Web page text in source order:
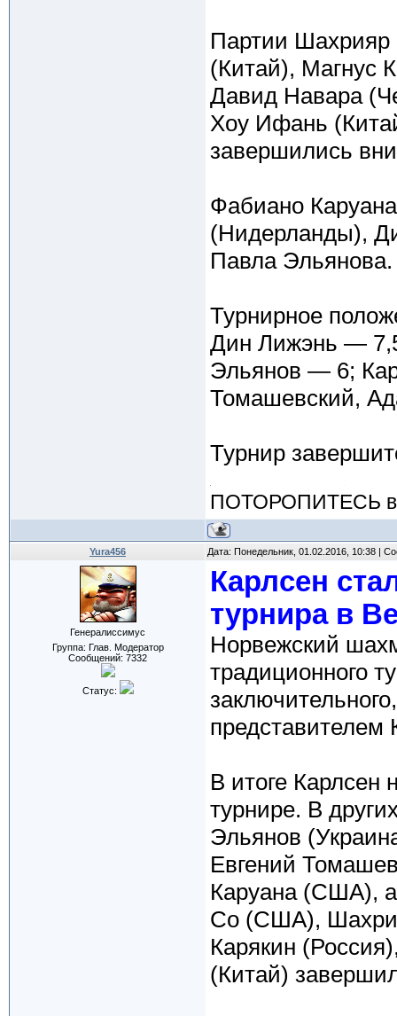
Партии
(Китай), Магнус
Давид Навара
Хоу Ифань
завершились
Фабиано
(Нидерланды),
Павла Эльянова.
Турнирное
Дин Лижэнь —
Эльянов — 6;
Томашевский,
Турнир
ПОТОРОПИТЕСЬ
Yura456 Дата: Понедельник, 01.02.2016, 10:38 |
Генералиссимус
Группа: Глав. Модератор
Сообщений: 7332
Статус:
Карлсен
турнира в
Норвежский
традиционного
В итоге Карлсен
турнире. В
Эльянов
Евгений
Каруана (США),
Со (США),
Карякин
(Китай)